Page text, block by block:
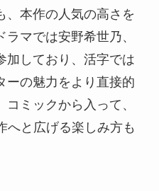
、本作の人気の高さを
マでは安野希世乃、
加しており、活字では
ーの魅力をより直接的
ミックから入って、
へと広げる楽しみ方も